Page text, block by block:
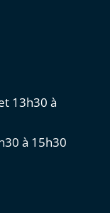
13h30 à
à 15h30